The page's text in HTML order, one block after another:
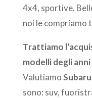
4x4, sportive.
noi le compriamo
Trattiamo
modelli degli
ValutiamoSubaru
sono: suv,